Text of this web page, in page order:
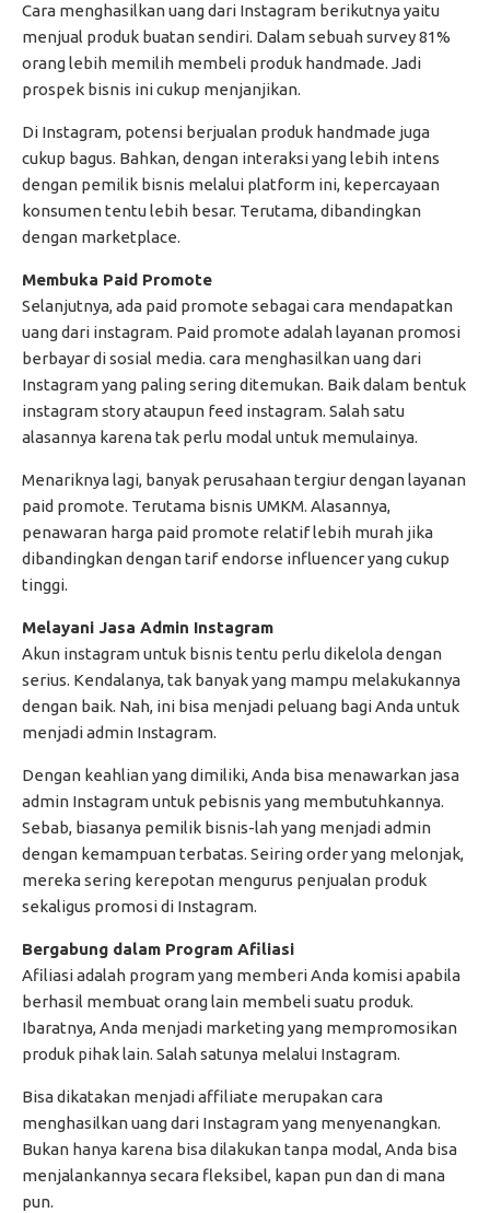
Cara menghasilkan uang dari Instagram berikutnya yaitu
menjual produk buatan sendiri. Dalam sebuah survey 81%
orang lebih memilih membeli produk handmade. Jadi
prospek bisnis ini cukup menjanjikan.
Di Instagram, potensi berjualan produk handmade juga
cukup bagus. Bahkan, dengan interaksi yang lebih intens
dengan pemilik bisnis melalui platform ini, kepercayaan
konsumen tentu lebih besar. Terutama, dibandingkan
dengan marketplace.
Membuka Paid Promote
Selanjutnya, ada paid promote sebagai cara mendapatkan
uang dari instagram. Paid promote adalah layanan promosi
berbayar di sosial media. cara menghasilkan uang dari
Instagram yang paling sering ditemukan. Baik dalam bentuk
instagram story ataupun feed instagram. Salah satu
alasannya karena tak perlu modal untuk memulainya.
Menariknya lagi, banyak perusahaan tergiur dengan layanan
paid promote. Terutama bisnis UMKM. Alasannya,
penawaran harga paid promote relatif lebih murah jika
dibandingkan dengan tarif endorse influencer yang cukup
tinggi.
Melayani Jasa Admin Instagram
Akun instagram untuk bisnis tentu perlu dikelola dengan
serius. Kendalanya, tak banyak yang mampu melakukannya
dengan baik. Nah, ini bisa menjadi peluang bagi Anda untuk
menjadi admin Instagram.
Dengan keahlian yang dimiliki, Anda bisa menawarkan jasa
admin Instagram untuk pebisnis yang membutuhkannya.
Sebab, biasanya pemilik bisnis-lah yang menjadi admin
dengan kemampuan terbatas. Seiring order yang melonjak,
mereka sering kerepotan mengurus penjualan produk
sekaligus promosi di Instagram.
Bergabung dalam Program Afiliasi
Afiliasi adalah program yang memberi Anda komisi apabila
berhasil membuat orang lain membeli suatu produk.
Ibaratnya, Anda menjadi marketing yang mempromosikan
produk pihak lain. Salah satunya melalui Instagram.
Bisa dikatakan menjadi affiliate merupakan cara
menghasilkan uang dari Instagram yang menyenangkan.
Bukan hanya karena bisa dilakukan tanpa modal, Anda bisa
menjalankannya secara fleksibel, kapan pun dan di mana
pun.